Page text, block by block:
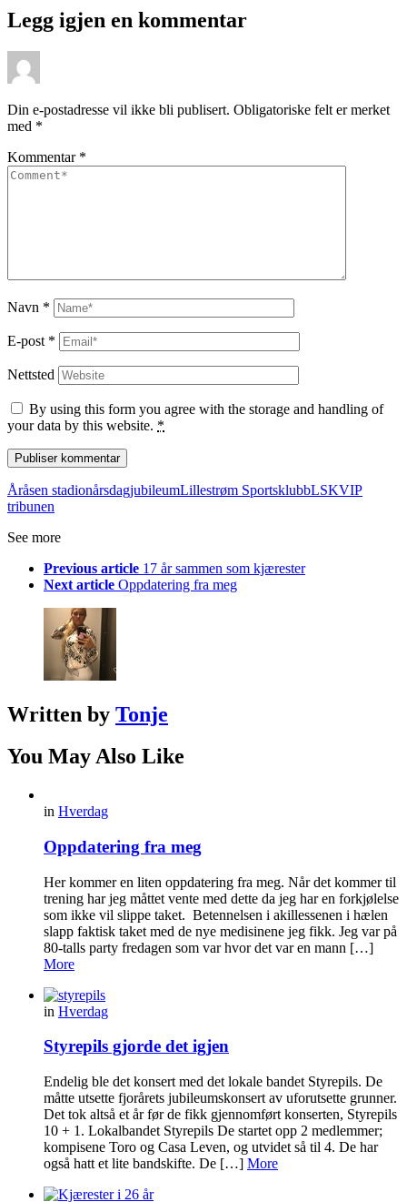
Legg igjen en kommentar
Din e-postadresse vil ikke bli publisert. Obligatoriske felt er merket
med *
Kommentar *
Navn *
E-post *
Nettsted
By using this form you agree with the storage and handling of
your data by this website. *
Åråsen stadionårsdagjubileumLillestrøm SportsklubbLSKVIP
tribunen
See more
Previous article 17 år sammen som kjærester
Next article Oppdatering fra meg
Written by Tonje
You May Also Like
in Hverdag
Oppdatering fra meg
Her kommer en liten oppdatering fra meg. Når det kommer til
trening har jeg måttet vente med dette da jeg har en forkjølelse
som ikke vil slippe taket. Betennelsen i akillessenen i hælen
slapp faktisk taket med de nye medisinene jeg fikk. Jeg var på
80-talls party fredagen som var hvor det var en mann […]
More
in Hverdag
Styrepils gjorde det igjen
Endelig ble det konsert med det lokale bandet Styrepils. De
måtte utsette fjorårets jubileumskonsert av uforutsette grunner.
Det tok altså et år før de fikk gjennomført konserten, Styrepils
10 + 1. Lokalbandet Styrepils De startet opp 2 medlemmer;
kompisene Toro og Casa Leven, og utvidet så til 4. De har
også hatt et lite bandskifte. De […] More